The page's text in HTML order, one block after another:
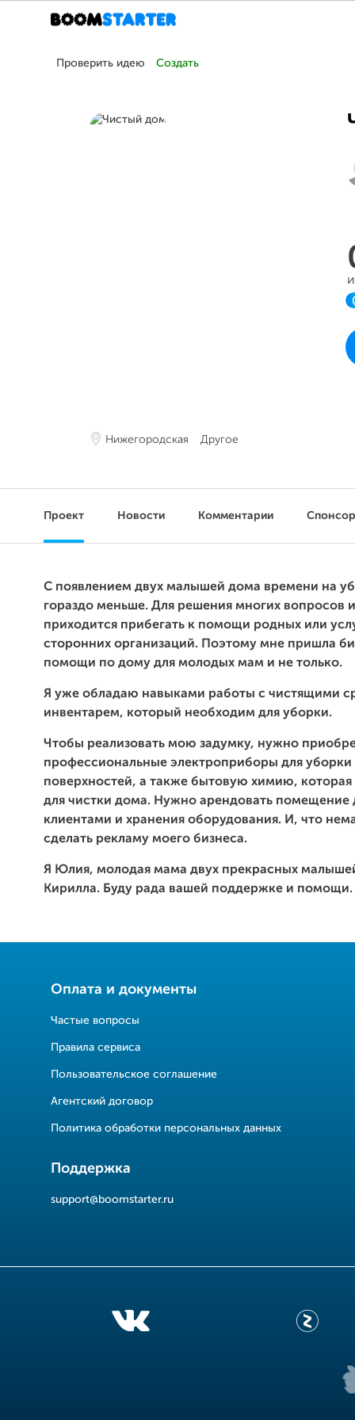
Проверить идею Создать
Нижегородская Другое
в
Проект Новости Комментарии
С появлением двух малышей дома времени на
гораздо меньше. Для решения многих вопросов
приходится прибегать к помощи родных или
сторонних организаций. Поэтому мне пришла
помощи по дому для молодых мам и не только.
Я уже обладаю навыками работы с чистящими
инвентарем, который необходим для уборки.
Чтобы реализовать мою задумку, нужно
профессиональные электроприборы для уборки
поверхностей, а также бытовую химию, которая
для чистки дома. Нужно арендовать помещение
клиентами и хранения оборудования. И, что
сделать рекламу моего бизнеса.
Я Юлия, молодая мама двух прекрасных
Кирилла. Буду рада вашей поддержке и помощи.
Оплата и документы
Частые вопросы
Правила сервиса
Пользовательское соглашение
Агентский договор
Политика обработки персональных данных
Поддержка
support@boomstarter.ru